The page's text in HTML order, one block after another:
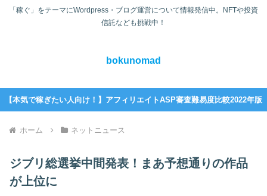
「稼ぐ」をテーマにWordpress・ブログ運営について情報発信中。NFTや投資
信託なども挑戦中！
bokunomad
【本気で稼ぎたい人向け！】アフィリエイトASP審査難易度比較2022年版
ホーム ネットニュース
ジブリ総選挙中間発表！まあ予想通りの作品
が上位に